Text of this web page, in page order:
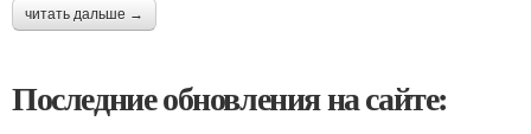
читать дальше →
Последние обновления на сайте: